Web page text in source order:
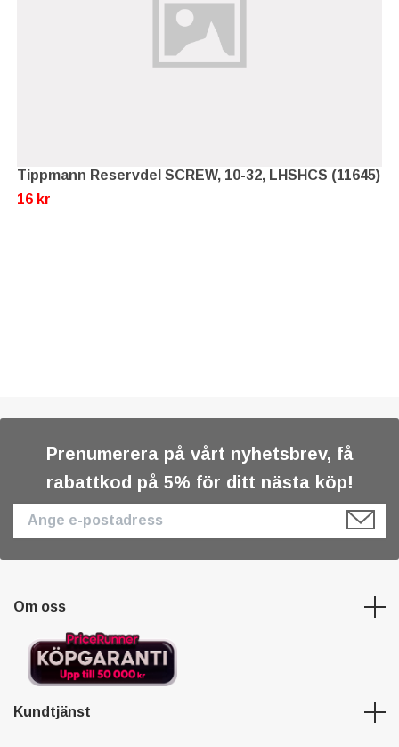
Tippmann Reservdel SCREW, 10-32, LHSHCS (11645)
16 kr
Prenumerera på vårt nyhetsbrev, få
rabattkod på 5% för ditt nästa köp!
Om oss
Kundtjänst